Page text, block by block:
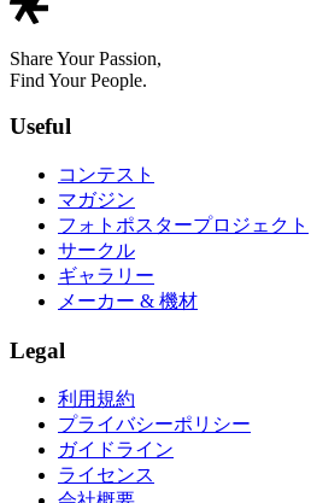
Share Your Passion,
Find Your People.
Useful
コンテスト
マガジン
フォトポスタープロジェクト
サークル
ギャラリー
メーカー & 機材
Legal
利用規約
プライバシーポリシー
ガイドライン
ライセンス